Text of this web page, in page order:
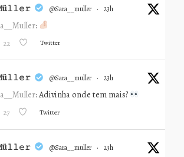
@sara__muller · 23h
:
22 Twitter
@sara__muller · 23h
: Adivinha onde tem mais?
27 Twitter
@sara__muller · 23h